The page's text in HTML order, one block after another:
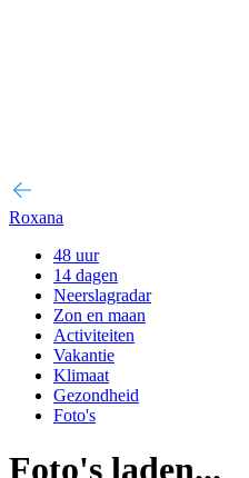
Roxana
48 uur
14 dagen
Neerslagradar
Zon en maan
Activiteiten
Vakantie
Klimaat
Gezondheid
Foto's
Foto's laden...